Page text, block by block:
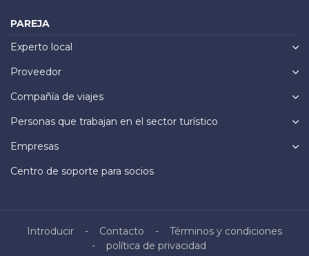
PAREJA
Experto local
Proveedor
Compañía de viajes
Personas que trabajan en el sector turístico
Empresas
Centro de soporte para socios
Introducir Contacto
Términos y condiciones
política de privacidad